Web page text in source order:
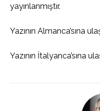
yayınlanmıştır.
Yazının Almanca’sına
Yazının İtalyanca’sına